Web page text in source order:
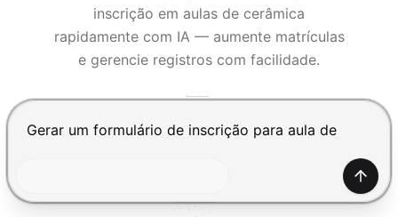
inscrição em aulas de cerâmica
rapidamente com IA — aumente matrículas
e gerencie registros com facilidade.
Pressione Enter para enviar, Shift+Enter para
Gerar